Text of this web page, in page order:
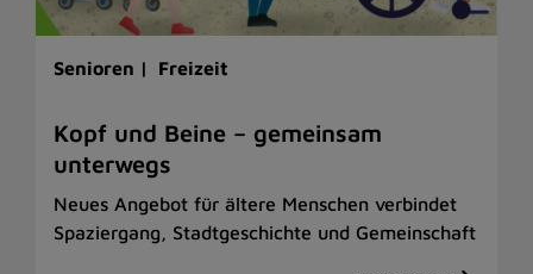
Senioren | Freizeit
Kopf und Beine – gemeinsam
unterwegs
Neues Angebot für ältere Menschen verbindet
Spaziergang, Stadtgeschichte und Gemeinschaft